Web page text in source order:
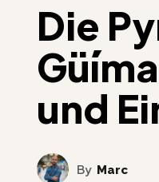
Die
und
By Marc